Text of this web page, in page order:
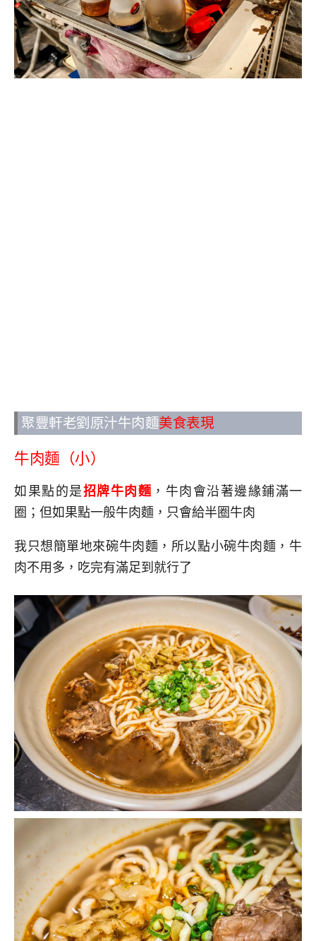
聚豐軒老劉原汁牛肉麵美食表現
牛肉麵（小）
如果點的是招牌牛肉麵 ，牛肉會沿著邊緣鋪滿一
圈；但如果點一般牛肉麵，只會給半圈牛肉
我只想簡單地來碗牛肉麵，所以點小碗牛肉麵，牛
肉不用多，吃完有滿足到就行了